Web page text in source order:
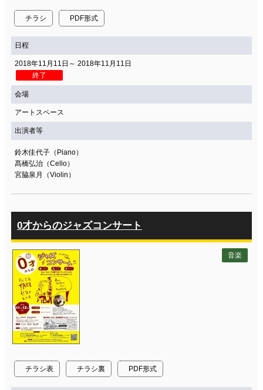
チラシ PDF形式
日程
2018年11月11日～ 2018年11月11日
終了
会場
アートスペース
出演者等
鈴木佳代子（Piano）
髙橋弘治（Cello）
宮脇泉月（Violin）
0才からのジャズコンサート
チラシ表 チラシ裏 PDF形式
音楽